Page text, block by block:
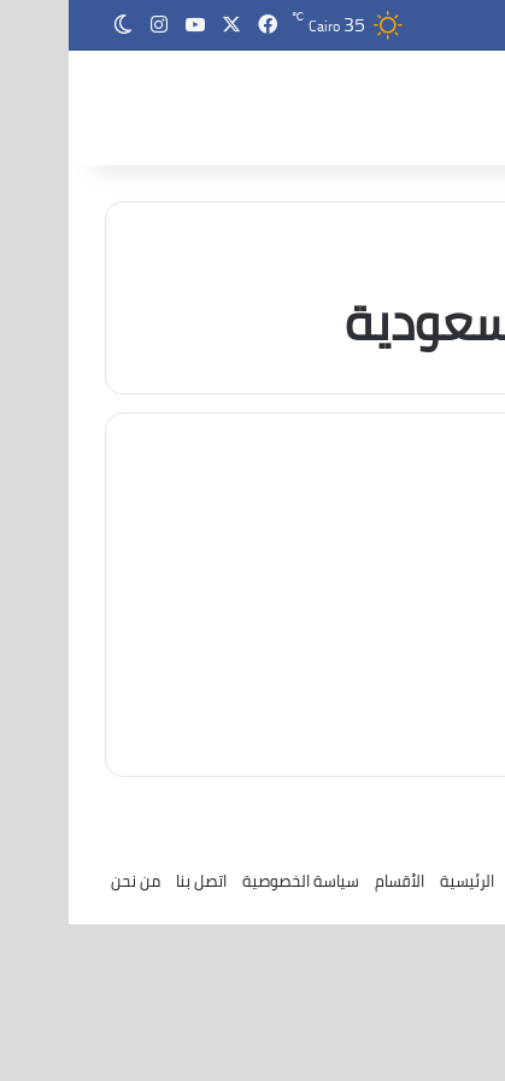
Cairo35
℃ فيسبوك ‫YouTubeانستقرام
الرئيسية الأقسام سياسة الخصوصية اتصل بنا من نحن